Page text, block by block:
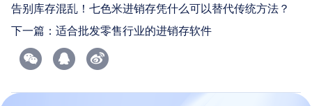
告别库存混乱！七色米进销存凭什么可以替代传统方法？
下一篇： 适合批发零售行业的进销存软件